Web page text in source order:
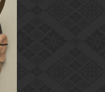
・関連記事等
美術館の皆さまへ
りご挨拶